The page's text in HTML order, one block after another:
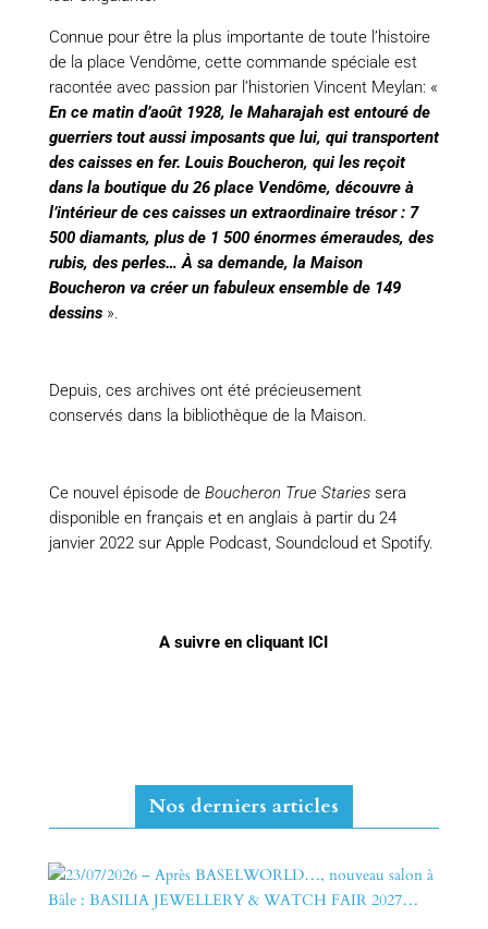
Connue pour être la plus importante de toute l’histoire
de la place Vendôme, cette commande spéciale est
racontée avec passion par l’historien Vincent Meylan: «
En ce matin d’août 1928, le Maharajah est entouré de
guerriers tout aussi imposants que lui, qui transportent
des caisses en fer. Louis Boucheron, qui les reçoit
dans la boutique du 26 place Vendôme, découvre à
l’intérieur de ces caisses un extraordinaire trésor : 7
500 diamants, plus de 1 500 énormes émeraudes, des
rubis, des perles… À sa demande, la Maison
Boucheron va créer un fabuleux ensemble de 149
dessins ».
Depuis, ces archives ont été précieusement
conservés dans la bibliothèque de la Maison.
Ce nouvel épisode de Boucheron True Staries sera
disponible en français et en anglais à partir du 24
janvier 2022 sur Apple Podcast, Soundcloud et Spotify.
A suivre en cliquant ICI
Nos derniers articles